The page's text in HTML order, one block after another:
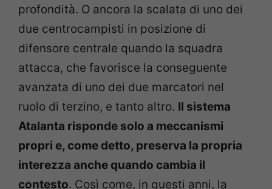
profondità. O ancora la scalata di uno dei
due centrocampisti in posizione di
difensore centrale quando la squadra
attacca, che favorisce la conseguente
avanzata di uno dei due marcatori nel
ruolo di terzino, e tanto altro. Il sistema
Atalanta risponde solo a meccanismi
propri e, come detto, preserva la propria
interezza anche quando cambia il
contesto. Così come, in questi anni, la